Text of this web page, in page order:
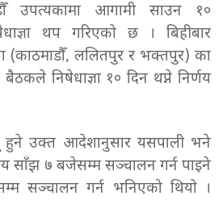
उपत्यकामा आगामी साउन १०
थप गरिएको छ । बिहीबार
(काठमाडौँ, ललितपुर र भक्तपुर) का
निषेधाज्ञा १० दिन थप्ने निर्णय
उक्त आदेशानुसार यसपाली भने
साँझ ७ बजेसम्म सञ्चालन गर्न पाइने
सञ्चालन गर्न भनिएको थियो ।